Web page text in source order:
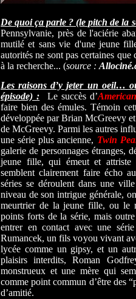
De quoi ça parle ? (le pitch de la
Pennsylvanie, près de l'aciérie
mutilé et sans vie d'une jeune
autorités ne sont pas certaines
à la recherche... (source :
Les raisons d’y jeter un oeil…
épisode) : Le succès d’
faire bien des émules. Témoin
développée par Brian McGreevy
de McGreevy. Parmi les autres
une série plus ancienne, Twin
galerie de personnages étranges,
jeune fille, qui émeut et attriste
semblent clairement faire écho
séries se déroulent dans une
niveau de son intrigue générale,
meurtrier de la jeune fille, ou le
points forts de la série, mais
entrer en contact avec une
Rumancek, un fils voyou vivant
lycée comme un gipsy, et un
plaisirs interdits, Roman
monstrueux et une mère qui
comme point commun d’être des
d’amitié.